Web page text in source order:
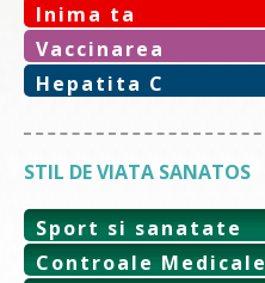
Inima ta
Vaccinarea
Hepatita C
STIL DE VIATA SANATOS
Sport si sanatate
Controale Medicale